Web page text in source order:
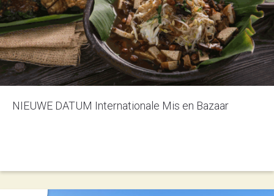
NIEUWE DATUM Internationale Mis en Bazaar